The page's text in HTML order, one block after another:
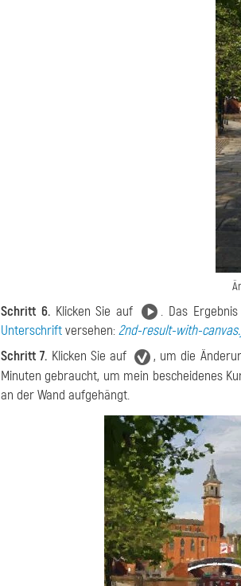
Schritt 6.Klicken Sie auf . Das
Unterschriftversehen:2nd-result-with-
Schritt 7. Klicken Sie auf , um die
Minuten gebraucht, um mein bescheidenes
an der Wand aufgehängt.